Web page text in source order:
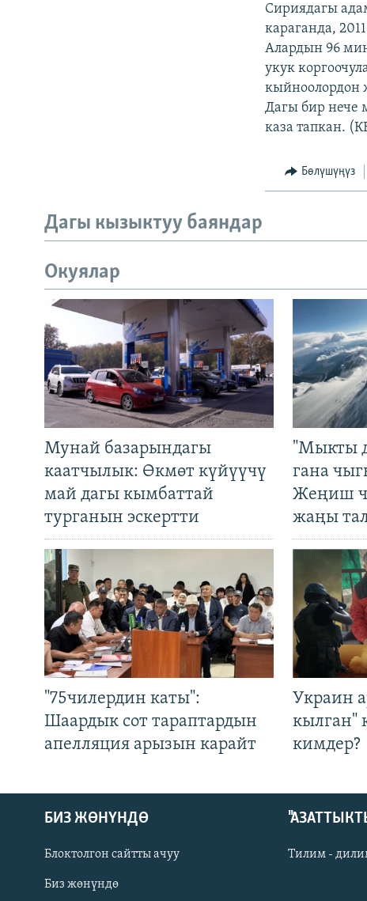
​Сириядагы
караганда,
Алардын 96
укук
кыйноолордон
Дагы бир нече
каза тапкан.
Бөлүшүңүз
Дагы кызыктуу баяндар
Окуялар
Мунай базарындагы
каатчылык: Өкмөт күйүүчү
май дагы кымбаттай
турганын эскертти
"Мыкты
гана
Жеңиш
жаңы
"75чилердин каты":
Шаардык сот тараптардын
апелляция арызын карайт
Украин
кылган"
кимдер?
БИЗ ЖӨНҮНДӨ
Блоктолгон сайтты ачуу
Биз жөнүндө
Тилим -